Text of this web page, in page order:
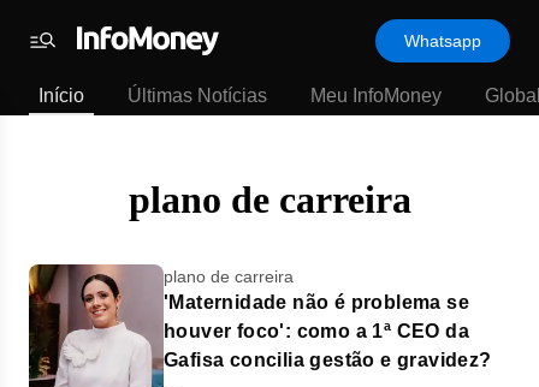
padrão
Últimas
Menu
Whatsapp
Início Últimas Notícias Meu InfoMoney
plano de carreira
plano de carreira
'Maternidade não é problema se
houver foco': como a 1ª CEO da
Gafisa concilia gestão e gravidez?